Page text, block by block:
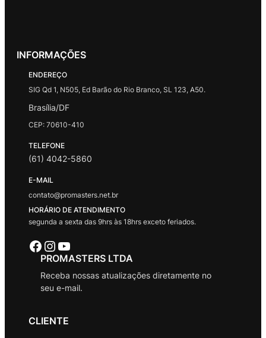
INFORMAÇÕES
ENDEREÇO
SIG Qd 1, N505, Ed Barão do Rio Branco, SL 123, A50.
Brasília/DF
CEP: 70610-410
TELEFONE
(61) 4042-5860
E-MAIL
contato@promasters.net.br
HORÁRIO DE ATENDIMENTO
segunda a sexta das 9hrs às 18hrs exceto feriados.
Facebook Instagram Youtube
PROMASTERS LTDA
Receba nossas atualizações diretamente no
seu e-mail.
CLIENTE